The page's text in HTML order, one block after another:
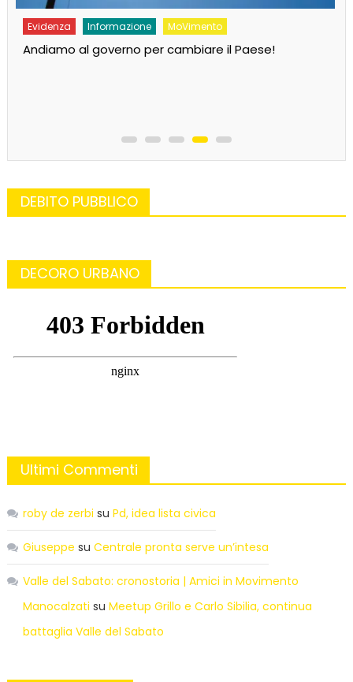
Evidenza Informazione News
Bilancio in consiglio con un occhio alle urne
DEBITO PUBBLICO
DECORO URBANO
Ultimi Commenti
roby de zerbi su Pd, idea lista civica
Giuseppe su Centrale pronta serve un’intesa
Valle del Sabato: cronostoria | Amici in Movimento
Manocalzati su Meetup Grillo e Carlo Sibilia, continua
battaglia Valle del Sabato